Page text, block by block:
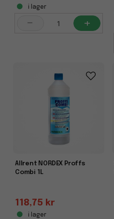
i lager
- +
Allrent NORDEX Proffs
Combi 1L
118,75 kr
i lager